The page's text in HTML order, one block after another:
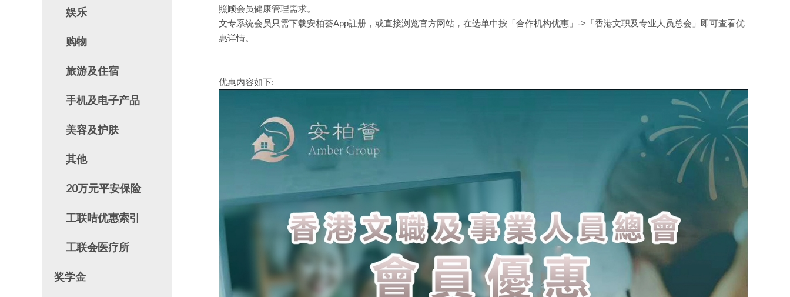
娱乐
购物
旅游及住宿
手机及电子产品
美容及护肤
其他
20万元平安保险
工联咭优惠索引
工联会医疗所
奖学金
照顾会员健康管理需求。
文专系统会员只需下载安柏荟App註册，或直接浏览官方网站，在选单中按「合作机构优惠」->「香港文职及专业人员总会」即可查看优
惠详情。
优惠内容如下: